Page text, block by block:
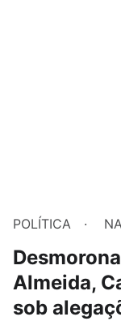
POLÍTICA
Almeida,
sob